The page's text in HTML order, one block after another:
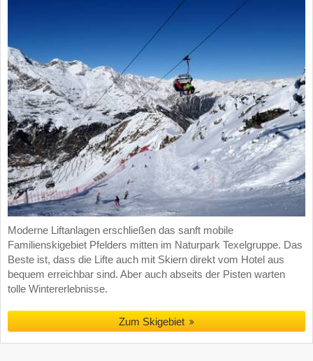
Moderne Liftanlagen erschließen das sanft mobile
Familienskigebiet Pfelders mitten im Naturpark Texelgruppe. Das
Beste ist, dass die Lifte auch mit Skiern direkt vom Hotel aus
bequem erreichbar sind. Aber auch abseits der Pisten warten
tolle Wintererlebnisse.
Zum Skigebiet